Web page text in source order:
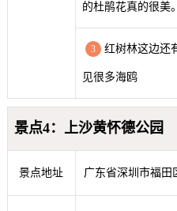
的杜鹃花真的很美。
3 红树林这边还
见很多海鸥
景点4：上沙黄怀德公园
景点地址 广东省深圳市福田